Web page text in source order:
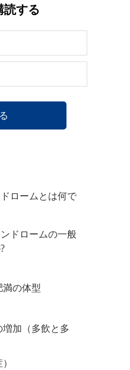
読する
ロームとは何で
ドロームの一般
の体型
加（多飲と多